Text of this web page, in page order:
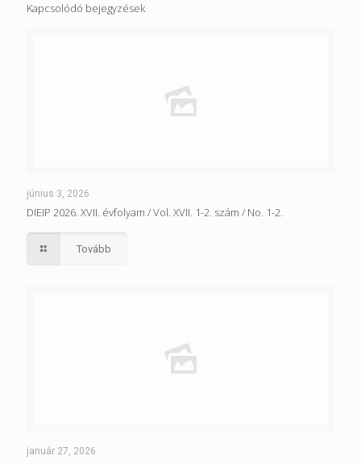
Kapcsolódó bejegyzések
június 3, 2026
DIEIP 2026. XVII. évfolyam / Vol. XVII. 1-2. szám / No. 1-2.
Tovább
január 27, 2026